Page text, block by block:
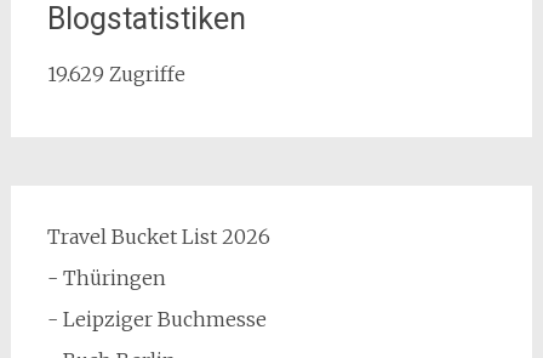
Blogstatistiken
19.629 Zugriffe
Travel Bucket List 2026
- Thüringen
- Leipziger Buchmesse